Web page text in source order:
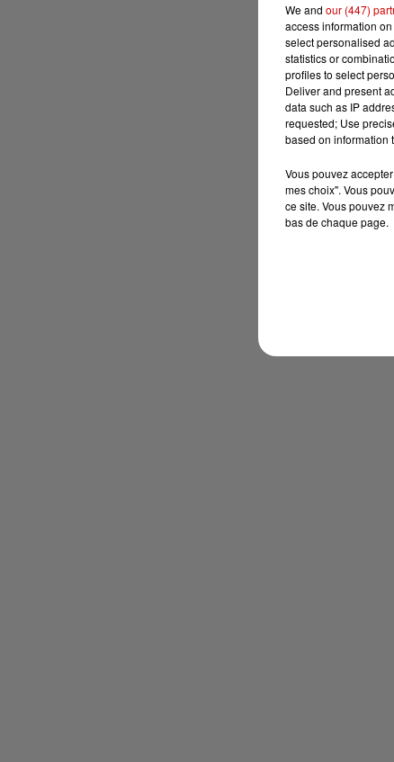
We and our (447)
access information
select personalised
statistics or
profiles to select
Deliver and present
data such as IP
requested; Use
based on information
Vous pouvez
mes choix". Vous
ce site. Vous pouvez
bas de chaque page.